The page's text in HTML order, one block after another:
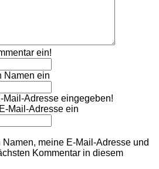
ein!
Namen ein
Adresse eingegeben!
Mail-Adresse ein
meine E-Mail-Adresse und
Kommentar in diesem